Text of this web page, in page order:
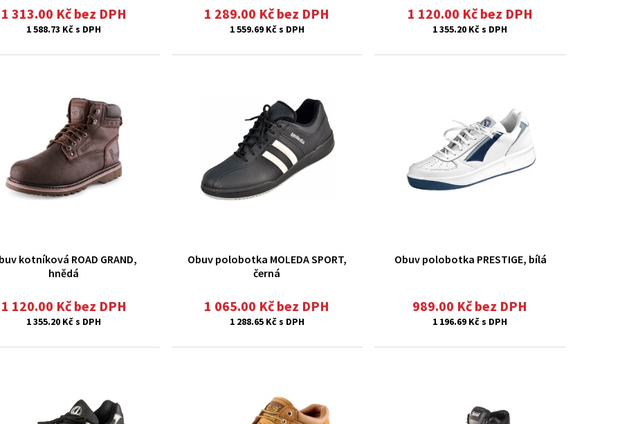
1 313.00 Kč bez DPH
1 588.73 Kč s DPH
1 289.00 Kč bez DPH
1 559.69 Kč s DPH
1 120.00 Kč bez DPH
1 355.20 Kč s DPH
kotníková ROAD GRAND,
hnědá
1 120.00 Kč bez DPH
1 355.20 Kč s DPH
Obuv polobotka MOLEDA SPORT,
černá
1 065.00 Kč bez DPH
1 288.65 Kč s DPH
Obuv polobotka PRESTIGE, bílá
989.00 Kč bez DPH
1 196.69 Kč s DPH